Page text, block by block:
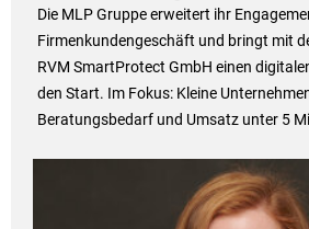
Die MLP Gruppe erweitert ihr
Firmenkundengeschäft und bringt mit
RVM SmartProtect GmbH einen
den Start. Im Fokus: Kleine
Beratungsbedarf und Umsatz unter 5